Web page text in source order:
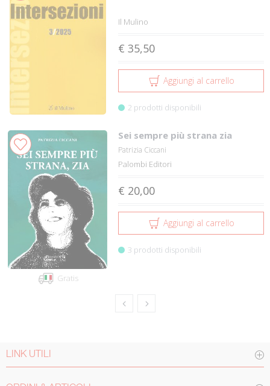
Il Mulino
€ 35,50
Aggiungi al carrello
2 prodotti disponibili
Gratis
Sei sempre più strana zia
Patrizia Ciccani
Palombi Editori
€ 20,00
Aggiungi al carrello
3 prodotti disponibili
LINK UTILI